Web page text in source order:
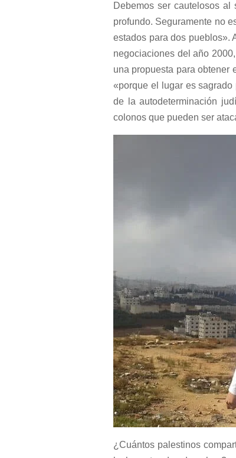
Debemos ser cautelosos
profundo. Seguramente no
estados para dos pueblos».
negociaciones del año
una propuesta para obtener
«porque el lugar es
de la autodeterminación
colonos que pueden ser
¿Cuántos palestinos